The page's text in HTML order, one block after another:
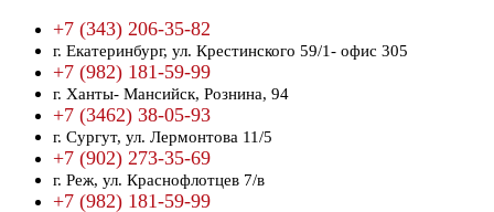
+7 (343) 206-35-82
г. Екатеринбург, ул. Крестинского 59/1- офис 305
+7 (982) 181-59-99
г. Ханты- Мансийск, Рознина, 94
+7 (3462) 38-05-93
г. Сургут, ул. Лермонтова 11/5
+7 (902) 273-35-69
г. Реж, ул. Краснофлотцев 7/в
+7 (982) 181-59-99